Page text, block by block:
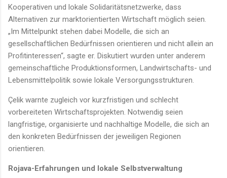
Kooperativen und lokale Solidaritätsnetzwerke, dass
Alternativen zur marktorientierten Wirtschaft möglich seien.
„Im Mittelpunkt stehen dabei Modelle, die sich an
gesellschaftlichen Bedürfnissen orientieren und nicht allein an
Profitinteressen“, sagte er. Diskutiert wurden unter anderem
gemeinschaftliche Produktionsformen, Landwirtschafts- und
Lebensmittelpolitik sowie lokale Versorgungsstrukturen.
Çelik warnte zugleich vor kurzfristigen und schlecht
vorbereiteten Wirtschaftsprojekten. Notwendig seien
langfristige, organisierte und nachhaltige Modelle, die sich an
den konkreten Bedürfnissen der jeweiligen Regionen
orientieren.
Rojava-Erfahrungen und lokale Selbstverwaltung